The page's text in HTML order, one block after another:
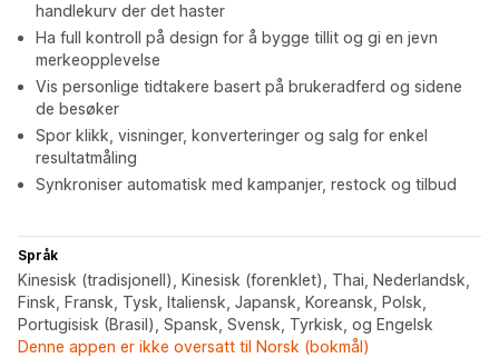
handlekurv der det haster
Ha full kontroll på design for å bygge tillit og gi en jevn
merkeopplevelse
Vis personlige tidtakere basert på brukeradferd og sidene
de besøker
Spor klikk, visninger, konverteringer og salg for enkel
resultatmåling
Synkroniser automatisk med kampanjer, restock og tilbud
Språk
Kinesisk (tradisjonell), Kinesisk (forenklet), Thai, Nederlandsk,
Finsk, Fransk, Tysk, Italiensk, Japansk, Koreansk, Polsk,
Portugisisk (Brasil), Spansk, Svensk, Tyrkisk, og Engelsk
Denne appen er ikke oversatt til Norsk (bokmål)